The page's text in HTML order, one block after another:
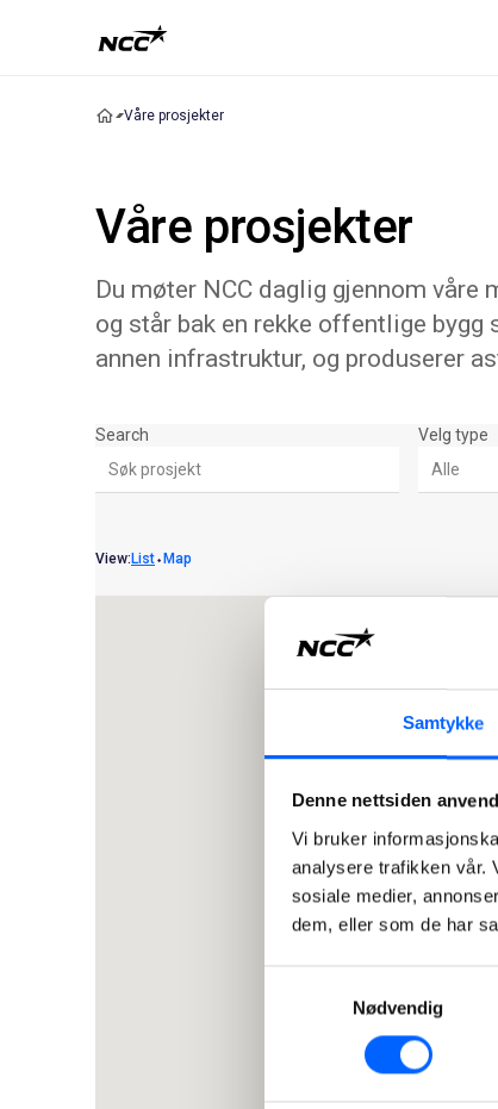
Samtykke
Denne nettsiden
Vi bruker
analysere trafikken vår.
sosiale medier,
dem, eller som de har
Nødvendig
Våre prosjekter
Våre prosjekter
Du møter NCC daglig gjennom
og står bak en rekke offentlige
annen infrastruktur, og produserer
Søk & Filter
Search Velg type
View: List⬩ Map